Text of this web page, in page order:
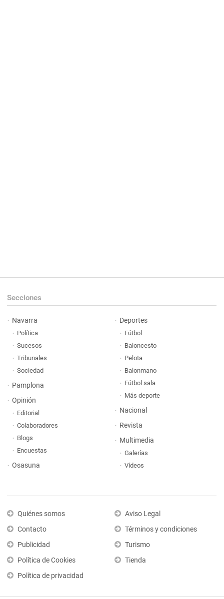
Secciones
Navarra
Política
Sucesos
Tribunales
Sociedad
Pamplona
Opinión
Editorial
Colaboradores
Blogs
Encuestas
Osasuna
Deportes
Fútbol
Baloncesto
Pelota
Balonmano
Fútbol sala
Más deporte
Nacional
Revista
Multimedia
Galerías
Vídeos
Quiénes somos
Contacto
Publicidad
Política de Cookies
Política de privacidad
Aviso Legal
Términos y condiciones
Turismo
Tienda